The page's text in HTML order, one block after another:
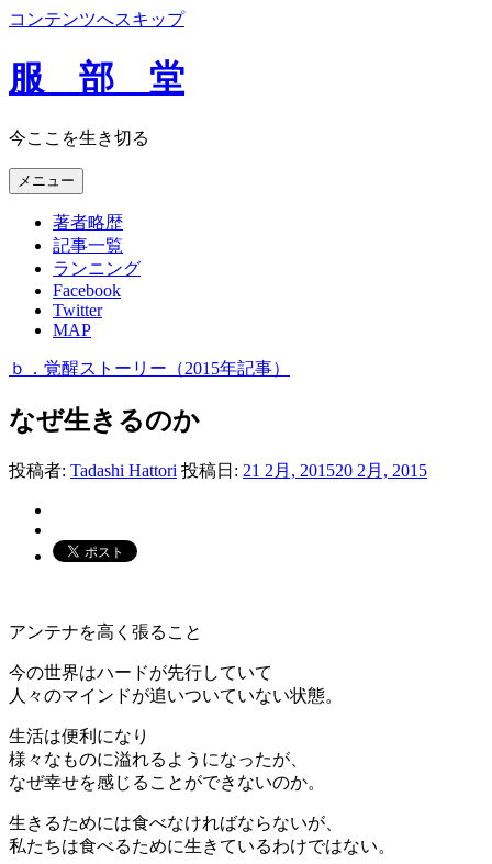
コンテンツへスキップ
服 部 堂
今ここを生き切る
メニュー
著者略歴
記事一覧
ランニング
Facebook
Twitter
MAP
ｂ．覚醒ストーリー（2015年記事）
なぜ生きるのか
投稿者: Tadashi Hattori 投稿日: 21 2月, 201520 2月, 2015
アンテナを高く張ること
今の世界はハードが先行していて
人々のマインドが追いついていない状態。
生活は便利になり
様々なものに溢れるようになったが、
なぜ幸せを感じることができないのか。
生きるためには食べなければならないが、
私たちは食べるために生きているわけではない。